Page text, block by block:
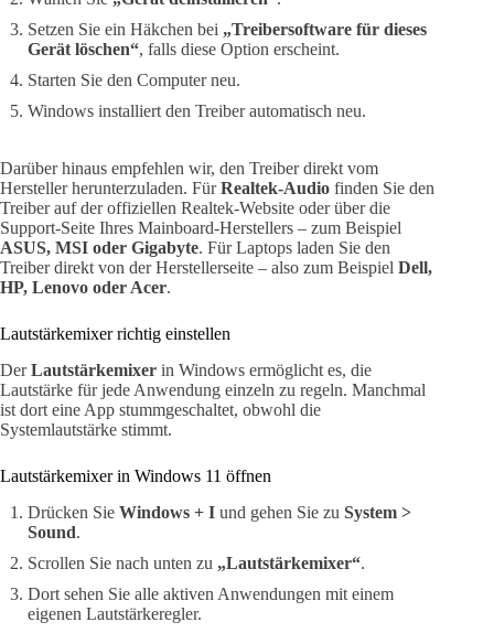
Setzen Sie ein Häkchen bei „Treibersoftware für dieses
Gerät löschen“, falls diese Option erscheint.
Starten Sie den Computer neu.
Windows installiert den Treiber automatisch neu.
Darüber hinaus empfehlen wir, den Treiber direkt vom
Hersteller herunterzuladen. FürRealtek-Audio finden Sie den
Treiber auf der offiziellen Realtek-Website oder über die
Support-Seite Ihres Mainboard-Herstellers – zum Beispiel
ASUS, MSI oder Gigabyte. Für Laptops laden Sie den
Treiber direkt von der Herstellerseite – also zum Beispiel Dell,
HP, Lenovo oder Acer.
Lautstärkemixer richtig einstellen
DerLautstärkemixer in Windows ermöglicht es, die
Lautstärke für jede Anwendung einzeln zu regeln. Manchmal
ist dort eine App stummgeschaltet, obwohl die
Systemlautstärke stimmt.
Lautstärkemixer in Windows 11 öffnen
Drücken Sie Windows + I und gehen Sie zu System >
Sound.
Scrollen Sie nach unten zu „Lautstärkemixer“.
Dort sehen Sie alle aktiven Anwendungen mit einem
eigenen Lautstärkeregler.